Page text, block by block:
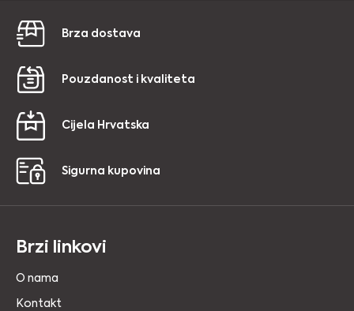
Brza dostava
Pouzdanost i kvaliteta
Cijela Hrvatska
Sigurna kupovina
Brzi linkovi
O nama
Kontakt